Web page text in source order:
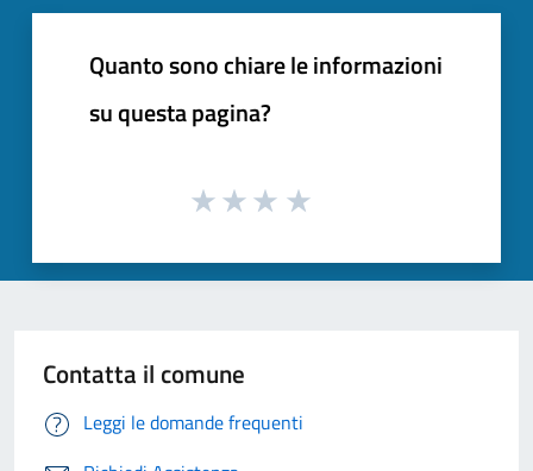
Quanto sono chiare le informazioni
su questa pagina?
Contatta il comune
Leggi le domande frequenti